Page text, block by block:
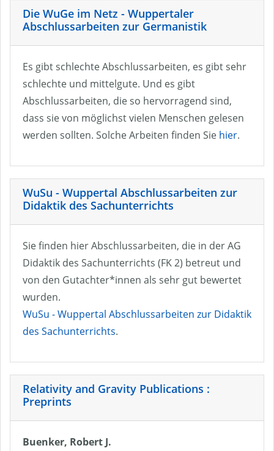
Die WuGe im Netz - Wuppertaler
Abschlussarbeiten zur Germanistik
Es gibt schlechte Abschlussarbeiten, es gibt sehr
schlechte und mittelgute. Und es gibt
Abschlussarbeiten, die so hervorragend sind,
dass sie von möglichst vielen Menschen gelesen
werden sollten. Solche Arbeiten finden Sie hier.
WuSu - Wuppertal Abschlussarbeiten zur
Didaktik des Sachunterrichts
Sie finden hier Abschlussarbeiten, die in der AG
Didaktik des Sachunterrichts (FK 2) betreut und
von den Gutachter*innen als sehr gut bewertet
wurden.
WuSu - Wuppertal Abschlussarbeiten zur Didaktik
des Sachunterrichts.
Relativity and Gravity Publications :
Preprints
Buenker, Robert J.